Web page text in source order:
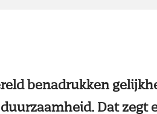
benadrukken
Dat zegt